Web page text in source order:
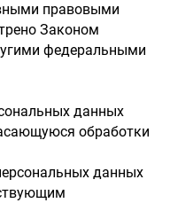
правовыми
Законом
федеральными
данных
обработки
данных